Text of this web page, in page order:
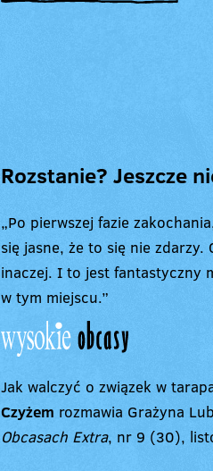
Rozstanie? Jeszcze
„Po pierwszej fazie
się jasne, że to się nie
inaczej. I to jest fantastyczny
w tym miejscu.”
Jak walczyć o związek w
Czyżem rozmawia Grażyna
Obcasach Extra, nr 9 (30),